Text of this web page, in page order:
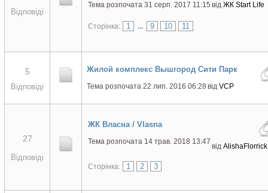
Відповіді
Тема розпочата 31 серп. 2017 11:15 від ЖК Start Life
Сторінка: 1 ... 9 10 11
5
Відповіді
Жилой комплекс Вышгород Сити Парк
Тема розпочата 22 лип. 2016 06:28 від VCP
27
Відповіді
ЖК Власна / Vlasna
Тема розпочата 14 трав. 2018 13:47
від AlishaFlorrick
Сторінка: 1 2 3